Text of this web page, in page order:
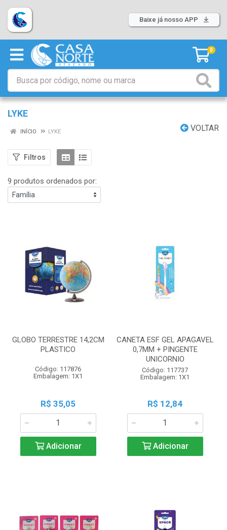
Baixe já nosso APP
0
LYKE
VOLTAR
INÍCIO LYKE
Filtros
9 produtos ordenados por:
GLOBO TERRESTRE 14,2CM
PLASTICO
Código: 117876
Embalagem: 1X1
R$ 35,05
Adicionar
CANETA ESF GEL APAGAVEL
0,7MM + PINGENTE
UNICORNIO
Código: 117737
Embalagem: 1X1
R$ 12,84
Adicionar